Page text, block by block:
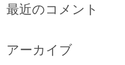
最近のコメント
アーカイブ